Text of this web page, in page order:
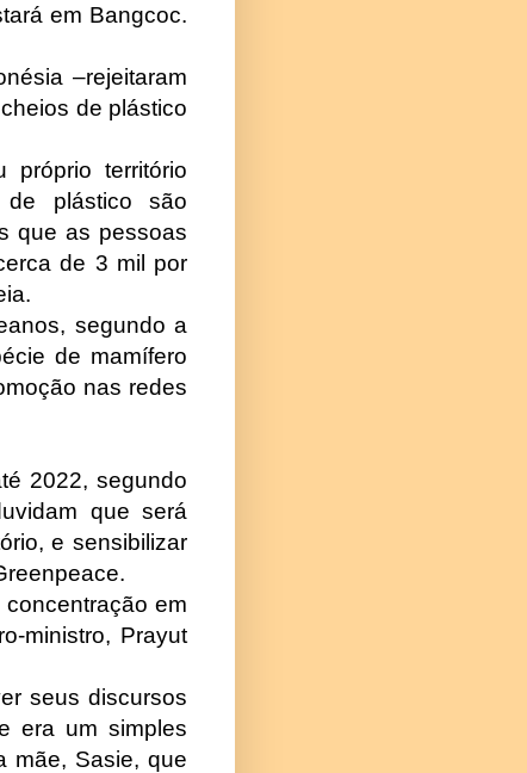
em Bangcoc.
–rejeitaram
de plástico
próprio território
de plástico são
que as pessoas
de 3 mil por
segundo a
de mamífero
nas redes
2022, segundo
que será
e sensibilizar
em
ministro, Prayut
seus discursos
era um simples
mãe, Sasie, que